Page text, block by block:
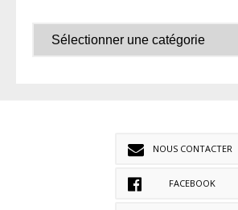
NOUS CONTACTER
FACEBOOK